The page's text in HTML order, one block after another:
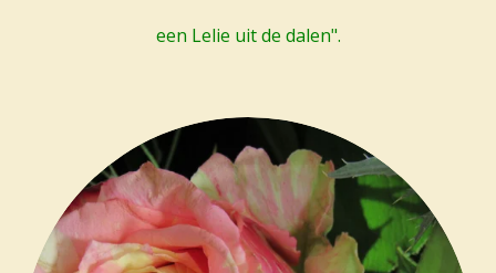
een Lelie uit de dalen".